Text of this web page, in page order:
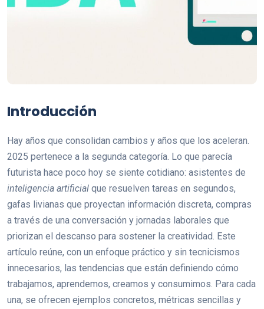
Introducción
Hay años que consolidan cambios y años que los aceleran.
2025 pertenece a la segunda categoría. Lo que parecía
futurista hace poco hoy se siente cotidiano: asistentes de
inteligencia artificial que resuelven tareas en segundos,
gafas livianas que proyectan información discreta, compras
a través de una conversación y jornadas laborales que
priorizan el descanso para sostener la creatividad. Este
artículo reúne, con un enfoque práctico y sin tecnicismos
innecesarios, las tendencias que están definiendo cómo
trabajamos, aprendemos, creamos y consumimos. Para cada
una, se ofrecen ejemplos concretos, métricas sencillas y